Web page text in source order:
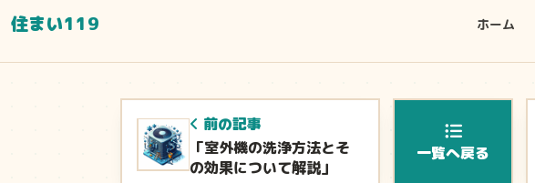
住まい119 ホーム
前の記事
「室外機の洗浄方法とそ
の効果について解説」
一覧へ戻る